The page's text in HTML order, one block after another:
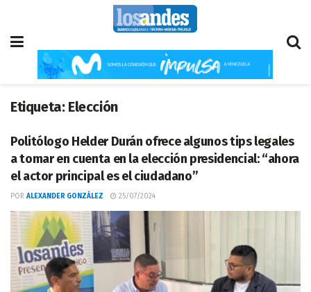
Etiqueta: Elección
Politólogo Helder Durán ofrece algunos tips legales
a tomar en cuenta en la elección presidencial: “ahora
el actor principal es el ciudadano”
POR ALEXANDER GONZÁLEZ 25/07/2024